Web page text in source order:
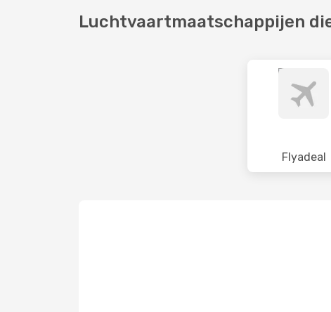
Luchtvaartmaatschappijen
Flyadeal